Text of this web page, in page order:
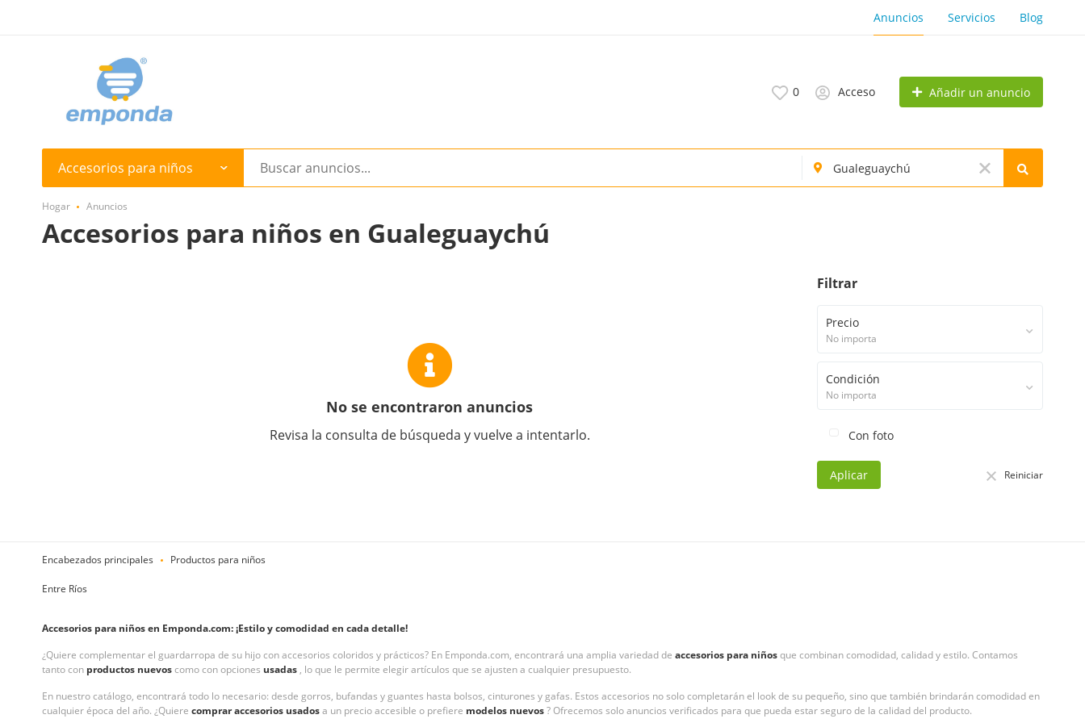
Anuncios Servicios Blog
0 Acceso Añadir un anuncio
Accesorios para niños
Hogar Anuncios
Accesorios para niños en Gualeguaychú
No se encontraron anuncios
Revisa la consulta de búsqueda y vuelve a intentarlo.
Filtrar
Precio
No importa
Condición
No importa
Con foto
Aplicar Reiniciar
Encabezados principales Productos para niños
Entre Ríos
Accesorios para niños en Emponda.com: ¡Estilo y comodidad en cada detalle!
¿Quiere complementar el guardarropa de su hijo con accesorios coloridos y prácticos? En Emponda.com, encontrará una amplia variedad de accesorios para niñosque combinan comodidad, calidad y estilo. Contamos
tanto con productos nuevoscomo con opciones usadas , lo que le permite elegir artículos que se ajusten a cualquier presupuesto.
En nuestro catálogo, encontrará todo lo necesario: desde gorros, bufandas y guantes hasta bolsos, cinturones y gafas. Estos accesorios no solo completarán el look de su pequeño, sino que también brindarán comodidad en
cualquier época del año. ¿Quiere comprar accesorios usadosa un precio accesible o prefiere modelos nuevos? Ofrecemos solo anuncios verificados para que pueda estar seguro de la calidad del producto.